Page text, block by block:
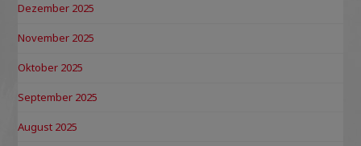
Dezember 2025
November 2025
Oktober 2025
September 2025
August 2025